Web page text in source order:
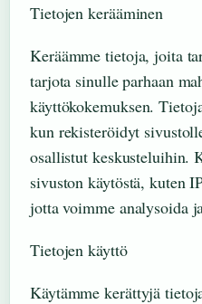
Tietojen kerääminen
Keräämme tietoja, joita
tarjota sinulle parhaan
käyttökokemuksen.
kun rekisteröidyt
osallistut keskusteluihin.
sivuston käytöstä, kuten
jotta voimme analysoida
Tietojen käyttö
Käytämme kerättyjä